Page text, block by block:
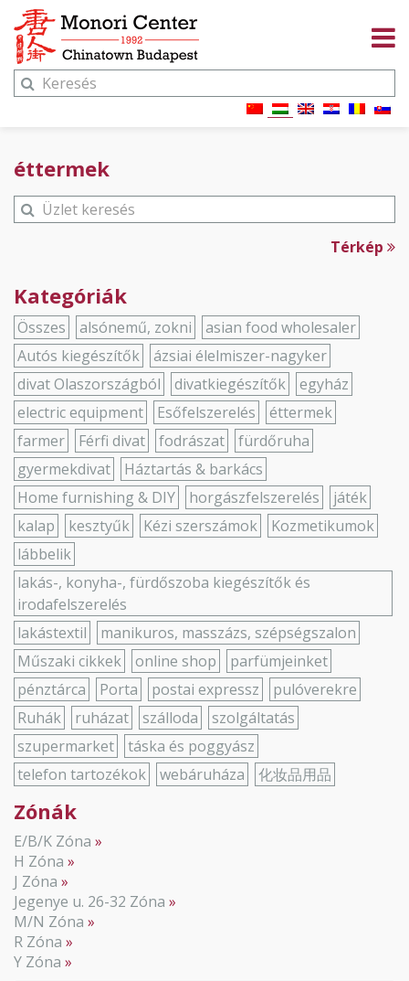
éttermek
Térkép
Kategóriák
Összes alsónemű, zokni
asian food wholesaler
Autós kiegészítők
ázsiai élelmiszer-nagyker
divat Olaszországból
divatkiegészítők
egyház
electric equipment
Esőfelszerelés
éttermek
farmer
Férfi divat fodrászat
fürdőruha
gyermekdivat
Háztartás & barkács
Home furnishing & DIY
horgászfelszerelés
játék
kalap
kesztyűk Kézi szerszámok
Kozmetikumok
lábbelik
lakás-, konyha-, fürdőszoba kiegészítők és
irodafelszerelés
lakástextil
manikuros, masszázs, szépségszalon
Műszaki cikkek
online shop
parfümjeinket
pénztárca
Porta postai expressz
pulóverekre
Ruhák
ruházat szálloda
szolgáltatás
szupermarket
táska és poggyász
telefon tartozékok
webáruháza 化妆品用品
Zónák
E/B/K Zóna
H Zóna
J Zóna
Jegenye u. 26-32 Zóna
M/N Zóna
R Zóna
Y Zóna